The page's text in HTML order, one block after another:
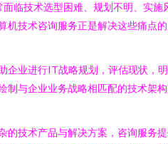
面临技术选型困难、规划不明、实施
机技术咨询服务正是解决这些痛点
企业进行IT战略规划，评估现状，
制与企业业务战略相匹配的技术架
的技术产品与解决方案，咨询服务